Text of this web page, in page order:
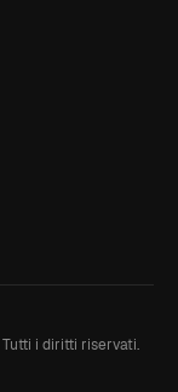
Tutti i diritti riservati.